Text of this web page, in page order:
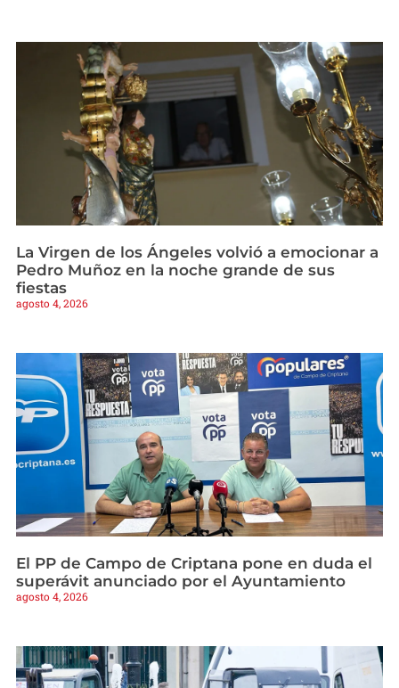
La Virgen de los Ángeles volvió a emocionar a
Pedro Muñoz en la noche grande de sus
fiestas
agosto 4, 2026
El PP de Campo de Criptana pone en duda el
superávit anunciado por el Ayuntamiento
agosto 4, 2026